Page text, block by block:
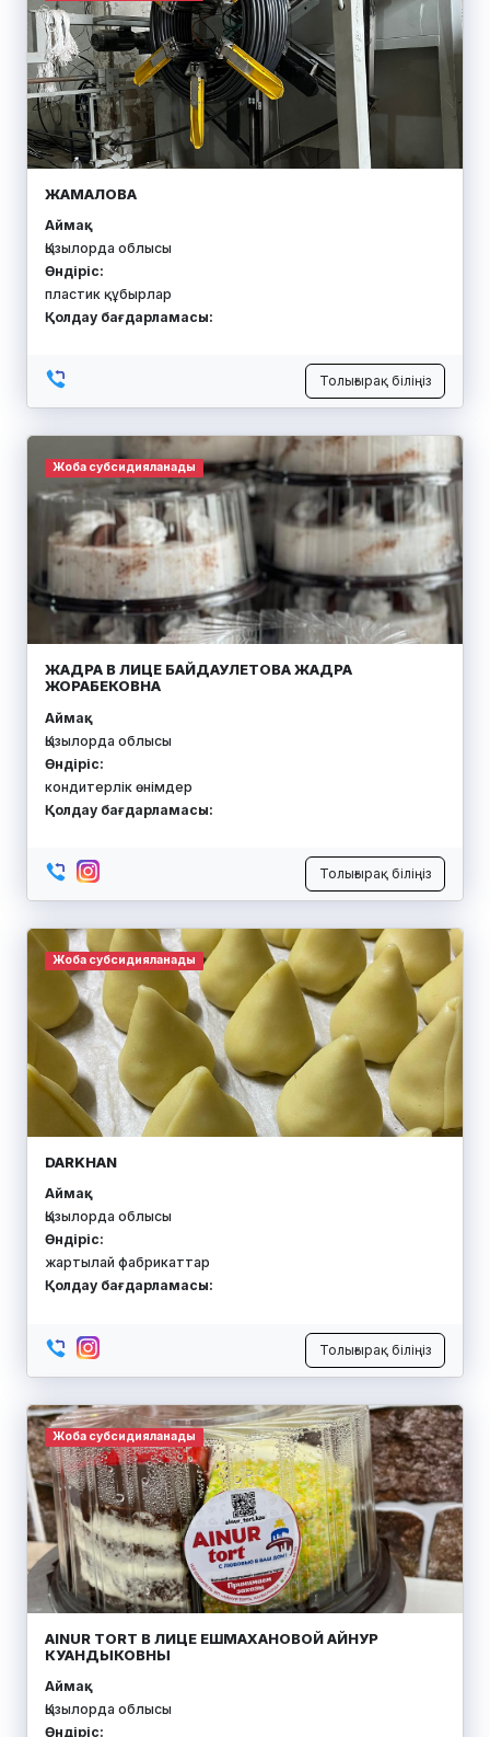
ЖАМАЛОВА
Аймақ:
Қызылорда облысы
Өндіріс:
пластик құбырлар
Қолдау бағдарламасы:
Толығырақ біліңіз
Жоба субсидияланады
ЖАДРА В ЛИЦЕ БАЙДАУЛЕТОВА ЖАДРА
ЖОРАБЕКОВНА
Аймақ:
Қызылорда облысы
Өндіріс:
кондитерлік өнімдер
Қолдау бағдарламасы:
Толығырақ біліңіз
Жоба субсидияланады
DARKHAN
Аймақ:
Қызылорда облысы
Өндіріс:
жартылай фабрикаттар
Қолдау бағдарламасы:
Толығырақ біліңіз
Жоба субсидияланады
AINUR TORT В ЛИЦЕ ЕШМАХАНОВОЙ АЙНУР
КУАНДЫКОВНЫ
Аймақ:
Қызылорда облысы
Өндіріс: